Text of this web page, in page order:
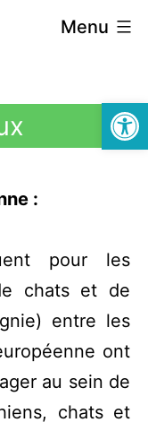
Ouvrir
Menu
:
pour les
chats et de
entre les
ont
au sein de
chats et